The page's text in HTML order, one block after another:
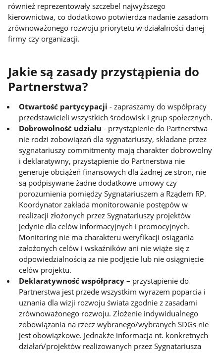
również reprezentowały szczebel najwyższego
kierownictwa, co dodatkowo potwierdza nadanie zasadom
zrównoważonego rozwoju priorytetu w działalności danej
firmy czy organizacji.
Jakie są zasady przystąpienia do
Partnerstwa?
Otwartość partycypacji- zapraszamy do współpracy
przedstawicieli wszystkich środowisk i grup społecznych.
Dobrowolność udziału - przystąpienie do Partnerstwa
nie rodzi zobowiązań dla sygnatariuszy, składane przez
sygnatariuszy commitmenty mają charakter dobrowolny
i deklaratywny, przystąpienie do Partnerstwa nie
generuje obciążeń finansowych dla żadnej ze stron, nie
są podpisywane żadne dodatkowe umowy czy
porozumienia pomiędzy Sygnatariuszem a Rządem RP.
Koordynator zakłada monitorowanie postępów w
realizacji złożonych przez Sygnatariuszy projektów
jedynie dla celów informacyjnych i promocyjnych.
Monitoring nie ma charakteru weryfikacji osiągania
założonych celów i wskaźników ani nie wiąże się z
odpowiedzialnością za nie podjęcie lub nie osiągnięcie
celów projektu.
Deklaratywność współpracy – przystąpienie do
Partnerstwa jest przede wszystkim wyrazem poparcia i
uznania dla wizji rozwoju świata zgodnie z zasadami
zrównoważonego rozwoju. Złożenie indywidualnego
zobowiązania na rzecz wybranego/wybranych SDGs nie
jest obowiązkowe. Jednakże informacja nt. konkretnych
działań/projektów realizowanych przez Sygnatariusza